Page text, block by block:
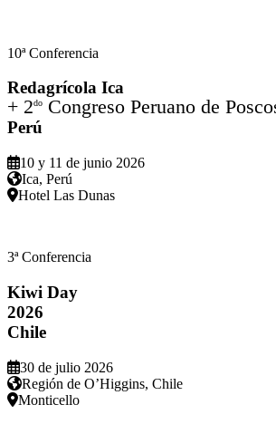
10ª Conferencia
Redagrícola Ica
+ 2do Congreso Peruano de
Perú
10 y 11 de junio 2026
Ica, Perú
Hotel Las Dunas
3ª Conferencia
Kiwi Day
2026
Chile
30 de julio 2026
Región de O’Higgins, Chile
Monticello